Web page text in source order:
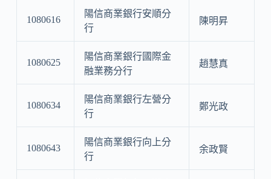
1080616
陽信商業銀行安順分
行
陳明昇
1080625
陽信商業銀行國際金
融業務分行
趙慧真
1080634
陽信商業銀行左營分
行
鄭光政
1080643
陽信商業銀行向上分
行
余政賢